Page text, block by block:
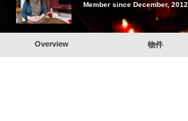
Member since December, 2012
Overview 物件